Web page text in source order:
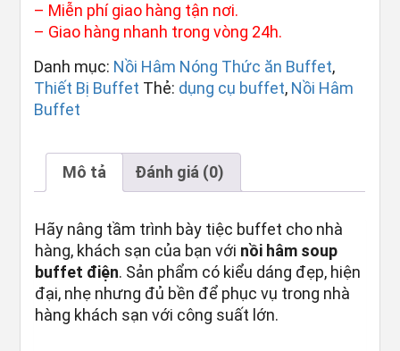
– Miễn phí giao hàng tận nơi.
– Giao hàng nhanh trong vòng 24h.
Danh mục: Nồi Hâm Nóng Thức ăn Buffet,
Thiết Bị Buffet Thẻ: dụng cụ buffet, Nồi Hâm
Buffet
Mô tả Đánh giá (0)
Hãy nâng tầm trình bày tiệc buffet cho nhà
hàng, khách sạn của bạn với nồi hâm soup
buffet điện. Sản phẩm có kiểu dáng đẹp, hiện
đại, nhẹ nhưng đủ bền để phục vụ trong nhà
hàng khách sạn với công suất lớn.